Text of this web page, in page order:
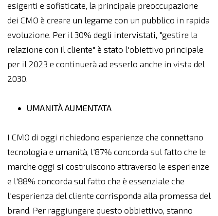
esigenti e sofisticate, la principale preoccupazione
dei CMO è creare un legame con un pubblico in rapida
evoluzione. Per il 30% degli intervistati, "gestire la
relazione con il cliente" è stato l'obiettivo principale
per il 2023 e continuerà ad esserlo anche in vista del
2030.
UMANITÀ AUMENTATA
I CMO di oggi richiedono esperienze che connettano
tecnologia e umanità, l'87% concorda sul fatto che le
marche oggi si costruiscono attraverso le esperienze
e l'88% concorda sul fatto che è essenziale che
l'esperienza del cliente corrisponda alla promessa del
brand. Per raggiungere questo obbiettivo, stanno